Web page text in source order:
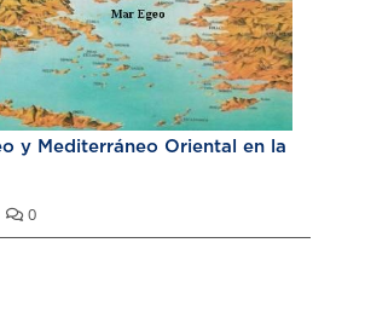
y Mediterráneo Oriental en la
0